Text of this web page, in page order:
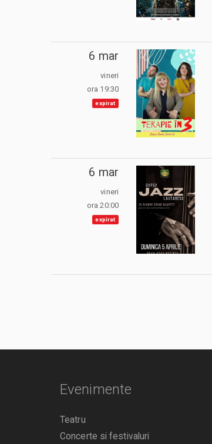
6 mar
vineri
ora 19:30
expirat
6 mar
vineri
ora 20:00
expirat
Evenimente
Teatru
Concerte si festivaluri